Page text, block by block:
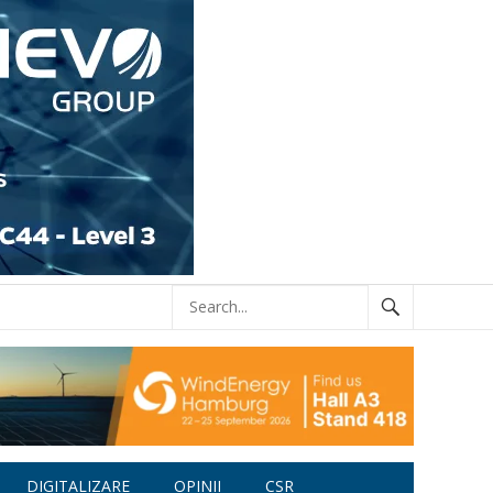
DIGITALIZARE OPINII CSR